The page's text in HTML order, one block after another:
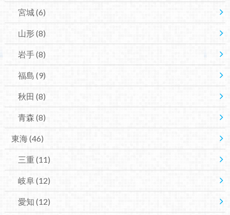
宮城(6)
山形(8)
岩手(8)
福島 (9)
秋田 (8)
青森 (8)
東海(46)
三重 (11)
岐阜(12)
愛知 (12)